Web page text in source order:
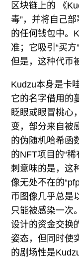
区块链上的 《
毒”，并将自己
的任何钱包中。
准；它吸引“买方
但是，这种代币
Kudzu本身是卡
它的名字借用的
眨眼或眼冒桃心
变，部分来自被
的伪随机哈希函
的NFT项目的“
刺意味的是，这
像无处不在的
币图像几乎总
只能被感染一次
设计的资金交换
姿态，但同时使
的剧场性是